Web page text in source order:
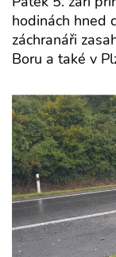
hodinách hned
záchranáři
Boru a také v